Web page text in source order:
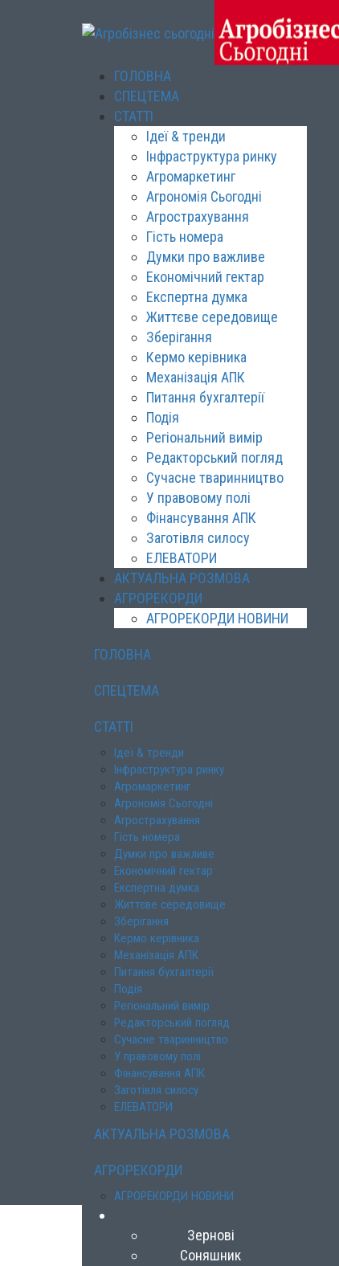
ГОЛОВНА
СПЕЦТЕМА
СТАТТІ
Ідеї & тренди
Інфраструктура ринку
Агромаркетинг
Агрономія Сьогодні
Агрострахування
Гість номера
Думки про важливе
Економічний гектар
Експертна думка
Життєве середовище
Зберігання
Кермо керівника
Механізація АПК
Питання бухгалтерії
Подія
Регіональний вимір
Редакторський погляд
Сучасне тваринництво
У правовому полі
Фінансування АПК
Заготівля силосу
ЕЛЕВАТОРИ
АКТУАЛЬНА РОЗМОВА
АГРОРЕКОРДИ
АГРОРЕКОРДИ НОВИНИ
ГОЛОВНА
СПЕЦТЕМА
СТАТТІ
Ідеї & тренди
Інфраструктура ринку
Агромаркетинг
Агрономія Сьогодні
Агрострахування
Гість номера
Думки про важливе
Економічний гектар
Експертна думка
Життєве середовище
Зберігання
Кермо керівника
Механізація АПК
Питання бухгалтерії
Подія
Регіональний вимір
Редакторський погляд
Сучасне тваринництво
У правовому полі
Фінансування АПК
Заготівля силосу
ЕЛЕВАТОРИ
АКТУАЛЬНА РОЗМОВА
АГРОРЕКОРДИ
АГРОРЕКОРДИ НОВИНИ
Зернові
Соняшник